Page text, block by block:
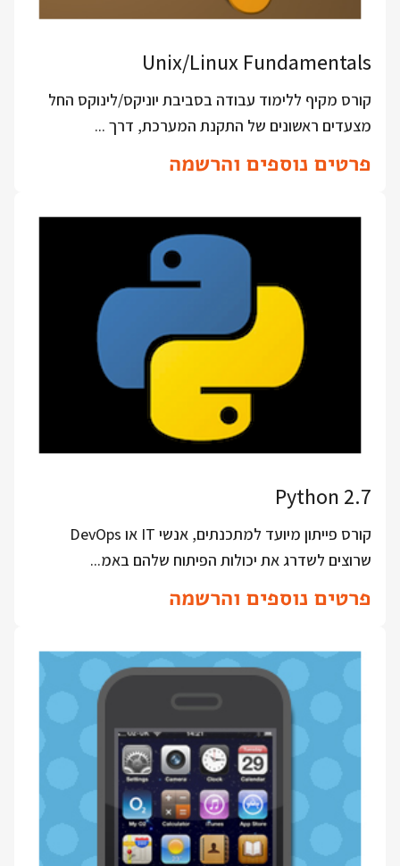
Unix/Linux Fundamentals
קורס מקיף ללימוד עבודה בסביבת יוניקס/לינוקס החל
מצעדים ראשונים של התקנת המערכת, דרך ...
פרטים נוספים והרשמה
Python 2.7
קורס פייתון מיועד למתכנתים, אנשי IT או DevOps
שרוצים לשדרג את יכולות הפיתוח שלהם באמ...
פרטים נוספים והרשמה